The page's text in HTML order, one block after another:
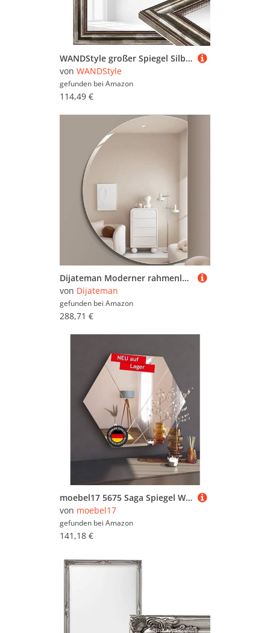
WANDStyle großer Spiegel Silber, Barock Spiegel, großer Wandspiegel Vintage 60x70 cm, Hängespiegel groß, Badspiegel Holz, Flurspiegel Wand, Standspiegel, Mirror H550 - Made in Germany
von WANDStyle
gefunden bei Amazon
114,49 €
Dijateman Moderner rahmenloser Halbrunder Intelligent Spiegel, Hinterleuchteten mit Beleuchtung 3 Lichtfarbe, Groß Anti-Beschlag Modern Wandspiegel(Left,100cm/39in)
von Dijateman
gefunden bei Amazon
288,71 €
moebel17 5675 Saga Spiegel Wandspiegel Badspiegel Flurspiegel Kosmetikspiegel, Rahmenlos, Transparent, modern 70 x 60 cm
von moebel17
gefunden bei Amazon
141,18 €